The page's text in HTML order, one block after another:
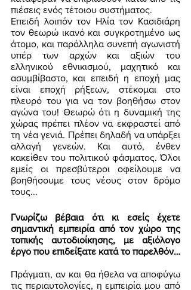
πιέσεις ενός τέτοιου συστήματος.
Επειδή λοιπόν τον Ηλία τον Κασιδιάρη
τον θεωρώ ικανό και συγκροτημένο ως
άτομο, και παράλληλα συνεπή αγωνιστή
υπέρ των αρχών και αξιών του
ελληνικού εθνικισμού, μαχητικό και
ασυμβίβαστο, και επειδή η εποχή μας
είναι εποχή ρήξεων, στέκομαι στο
πλευρό του για να τον βοηθήσω στον
αγώνα του! Θεωρώ ότι η δυναμική της
χώρας πρέπει πλέον να εκφραστεί από
τη νέα γενιά. Πρέπει δηλαδή να υπάρξει
αλλαγή γενεών. Και αυτό, ένθεν
κακείθεν του πολιτικού φάσματος. Όλοι
εμείς οι πρεσβύτεροι οφείλουμε να
βοηθήσουμε τους νέους στον δρόμο
τους...
Γνωρίζω βέβαια ότι κι εσείς έχετε
σημαντική εμπειρία από τον χώρο της
τοπικής αυτοδιοίκησης, με αξιόλογο
έργο που επιδείξατε κατά το παρελθόν…
Πράγματι, αν και θα ήθελα να αποφύγω
τις περιαυτολογίες, η εμπειρία μου από